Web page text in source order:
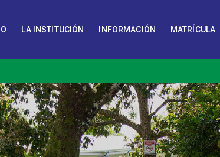
LA INSTITUCIÓN INFORMACIÓN MATRÍCULA